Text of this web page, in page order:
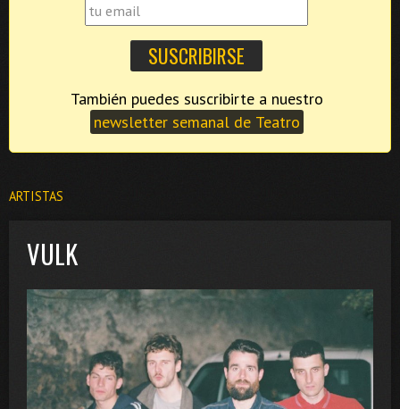
newsletter semanal de Teatro
ARTISTAS
VULK